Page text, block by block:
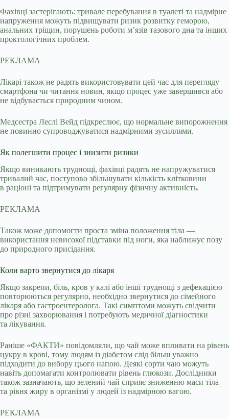
Фахівці застерігають: тривале перебування в туалеті та надмірне
напруження можуть підвищувати ризик розвитку геморою,
анальних тріщин, порушень роботи м’язів тазового дна та інших
проктологічних проблем.
РЕКЛАМА
Лікарі також не радять використовувати цей час для перегляду
смартфона чи читання новин, якщо процес уже завершився або
не відбувається природним чином.
Медсестра Леслі Вейд підкреслює, що нормальне випорожнення
не повинно супроводжуватися надмірними зусиллями.
Як полегшити процес і знизити ризики
Якщо виникають труднощі, фахівці радять не напружуватися
тривалий час, поступово збільшувати кількість клітковини
в раціоні та підтримувати регулярну фізичну активність.
РЕКЛАМА
Також може допомогти проста зміна положення тіла —
використання невисокої підставки під ноги, яка наближує позу
до природного присідання.
Коли варто звернутися до лікаря
Якщо закрепи, біль, кров у калі або інші труднощі з дефекацією
повторюються регулярно, необхідно звернутися до сімейного
лікаря або гастроентеролога. Такі симптоми можуть свідчити
про різні захворювання і потребують медичної діагностики
та лікування.
Раніше «ФАКТИ» повідомляли, що чай може впливати на рівень
цукру в крові, тому людям із діабетом слід більш уважно
підходити до вибору цього напою. Деякі сорти чаю можуть
навіть допомагати контролювати рівень глюкози. Дослідники
також зазначають, що зелений чай сприяє зниженню маси тіла
та рівня жиру в організмі у людей із надмірною вагою.
РЕКЛАМА